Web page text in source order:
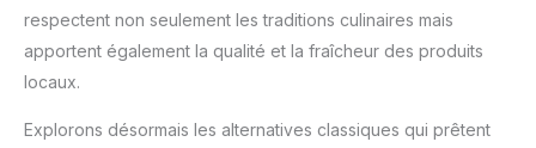
respectent non seulement les traditions culinaires mais
apportent également la qualité et la fraîcheur des produits
locaux.
Explorons désormais les alternatives classiques qui prêtent